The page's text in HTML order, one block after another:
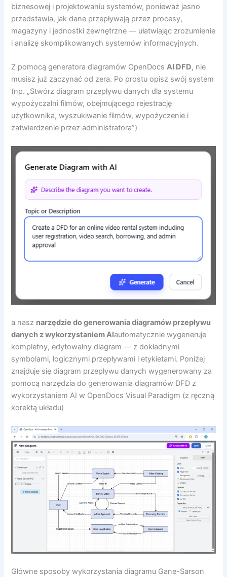
biznesowej i projektowaniu systemów, ponieważ jasno
przedstawia, jak dane przepływają przez procesy,
magazyny i jednostki zewnętrzne — ułatwiając zrozumienie
i analizę skomplikowanych systemów informacyjnych.
Z pomocą generatora diagramów OpenDocsAI DFD, nie
musisz już zaczynać od zera. Po prostu opisz swój system
(np. „Stwórz diagram przepływu danych dla systemu
wypożyczalni filmów, obejmującego rejestrację
użytkownika, wyszukiwanie filmów, wypożyczenie i
zatwierdzenie przez administratora”)
a nasz narzędzie do generowania diagramów przepływu
danych z wykorzystaniem AIautomatycznie wygeneruje
kompletny, edytowalny diagram — z dokładnymi
symbolami, logicznymi przepływami i etykietami. Poniżej
znajduje się diagram przepływu danych wygenerowany za
pomocą narzędzia do generowania diagramów DFD z
wykorzystaniem AI w OpenDocs Visual Paradigm (z ręczną
korektą układu)
Główne sposoby wykorzystania diagramu Gane-Sarson